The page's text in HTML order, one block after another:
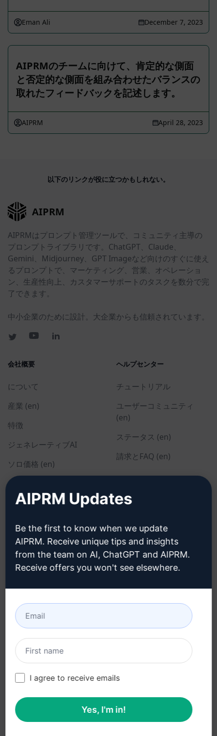
Eman Ali December 7, 2023
AIPRMのチームに向けて、肯定的な側面
と否定的な側面を組み合わせたバランスの
取れたフィードバックを記述します。
AIPRM April 28, 2023
以下のリンクが役に立つかもしれない。
AIPRM
AIPRMはプロンプト管理ツールで、コミュニティ主導の
プロンプトライブラリです。ChatGPT、Claude、
Gemini、Midjourney、GPT Imageなど向けのすぐに使え
るプロンプトで、マーケティング、営業、オペレーショ
ン、生産性向上、カスタマーサポートのタスクを数分で完
了できます。
中小企業のために設計。大企業からも信頼されています。
会社概要
について
産業 (en)
特徴
ジェネレーティブAI
ソロ価格 (en)
チーム価格 (en)
Blog (en)
ヘルプセンター
チュートリアル
ユーザーコミュニティ
(en)
ステータス (en)
請求とFAQ (en)
リーガル
プライバシーポリシー
(en)
利用規定 (en)
利用規約 (en)
ブラウザ拡張機能用語
(en)
請求条件 (en)
ダウンロード
インストール方法
© 2026
All logos, trademarks, and registered trademarks are the
AIPRM Updates
Be the first to know when we update
AIPRM. Receive unique tips and insights
from the team on AI, ChatGPT and AIPRM.
Receive offers you won't see elsewhere.
I agree to receive emails
Yes, I'm in!